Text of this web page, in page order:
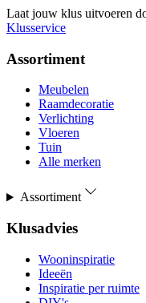
Laat jouw klus uitvoeren
Klusservice
Assortiment
Meubelen
Raamdecoratie
Verlichting
Vloeren
Tuin
Alle merken
Assortiment
Klusadvies
Wooninspiratie
Ideeën
Inspiratie per ruimte